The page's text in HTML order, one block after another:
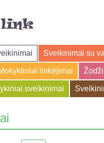
Sveikinimai su
linkėjimai
sveikinimai